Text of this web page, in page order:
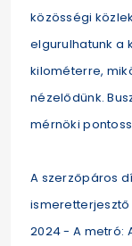
közösségi
elgurulhatunk a
kilométerre,
nézelődünk.
mérnöki
A szerzőpáros
ismeretterjesztő
2024 - A metró: